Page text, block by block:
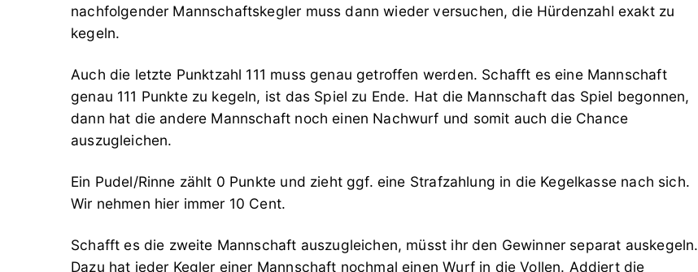
nachfolgender Mannschaftskegler muss dann wieder versuchen, die Hürdenzahl exakt zu
kegeln.
Auch die letzte Punktzahl 111 muss genau getroffen werden. Schafft es eine Mannschaft
genau 111 Punkte zu kegeln, ist das Spiel zu Ende. Hat die Mannschaft das Spiel begonnen,
dann hat die andere Mannschaft noch einen Nachwurf und somit auch die Chance
auszugleichen.
Ein Pudel/Rinne zählt 0 Punkte und zieht ggf. eine Strafzahlung in die Kegelkasse nach sich.
Wir nehmen hier immer 10 Cent.
Schafft es die zweite Mannschaft auszugleichen, müsst ihr den Gewinner separat auskegeln.
Dazu hat jeder Kegler einer Mannschaft nochmal einen Wurf in die Vollen. Addiert die